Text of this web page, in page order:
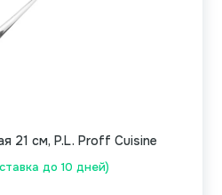
до 10 дней)
21 см, P.L. Proff Cuisine